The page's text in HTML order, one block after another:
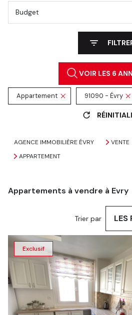
Budget
VOIR LES 6
Appartement 91090 - Évry
AGENCE IMMOBILIÈRE ÉVRY VENTE
APPARTEMENT
Appartements à vendre à Evry
Trier par LES
Exclusif